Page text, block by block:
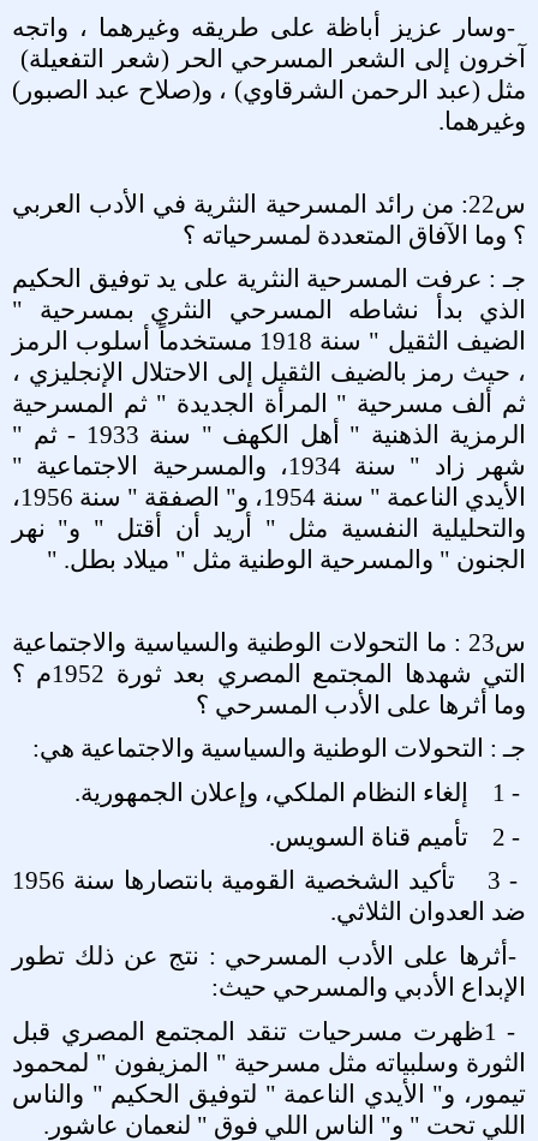
-وسار عزيز أباظة على طريقه وغيرهما ، واتجه
آخرون إلى الشعر المسرحي الحر (شعر التفعيلة)
مثل (عبد الرحمن الشرقاوي) ، و(صلاح عبد الصبور)
وغيرهما.
س22: من رائد المسرحية النثرية في الأدب العربي
؟ وما الآفاق المتعددة لمسرحياته ؟
جـ : عرفت المسرحية النثرية على يد توفيق الحكيم
الذي بدأ نشاطه المسرحي النثري بمسرحية "
الضيف الثقيل " سنة 1918 مستخدماً أسلوب الرمز
، حيث رمز بالضيف الثقيل إلى الاحتلال الإنجليزي ،
ثم ألف مسرحية " المرأة الجديدة " ثم المسرحية
الرمزية الذهنية " أهل الكهف " سنة 1933 - ثم "
شهر زاد " سنة 1934، والمسرحية الاجتماعية "
الأيدي الناعمة " سنة 1954، و" الصفقة " سنة 1956،
والتحليلية النفسية مثل " أريد أن أقتل " و" نهر
الجنون " والمسرحية الوطنية مثل " ميلاد بطل" .
س23 : ما التحولات الوطنية والسياسية والاجتماعية
التي شهدها المجتمع المصري بعد ثورة 1952م ؟
وما أثرها على الأدب المسرحي ؟
جـ : التحولات الوطنية والسياسية والاجتماعية هي:
1 -
إلغاء النظام الملكي، وإعلان الجمهورية.
2 -
تأميم قناة السويس.
3 -
تأكيد الشخصية القومية بانتصارها سنة 1956
ضد العدوان الثلاثي.
-أثرها على الأدب المسرحي : نتج عن ذلك تطور
الإبداع الأدبي والمسرحي حيث:
1 -ظهرت مسرحيات تنقد المجتمع المصري قبل
الثورة وسلبياته مثل مسرحية " المزيفون " لمحمود
تيمور، و" الأيدي الناعمة " لتوفيق الحكيم " والناس
اللي تحت " و" الناس اللي فوق " لنعمان عاشور .